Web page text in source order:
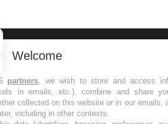
toutes les semaines les meilleures
Welcome
partners, we wish to store and access
in emails, etc.), combine and share
collected on this website or in our emails,
including in other contexts.